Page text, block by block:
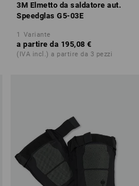
3M Elmetto da saldatore aut.
Speedglas G5-03E
1 Variante
a partire da 195,08 €
(IVA incl.) a partire da 3 pezzi